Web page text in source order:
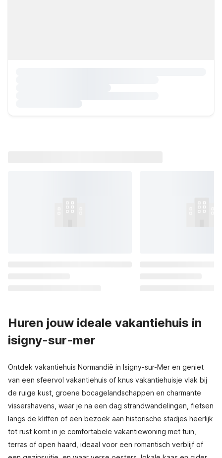
Huren jouw ideale vakantiehuis in
isigny-sur-mer
Ontdek vakantiehuis Normandië in Isigny-sur-Mer en geniet
van een sfeervol vakantiehuis of knus vakantiehuisje vlak bij
de ruige kust, groene bocagelandschappen en charmante
vissershavens, waar je na een dag strandwandelingen, fietsen
langs de kliffen of een bezoek aan historische stadjes heerlijk
tot rust komt in je comfortabele vakantiewoning met tuin,
terras of open haard, ideaal voor een romantisch verblijf of